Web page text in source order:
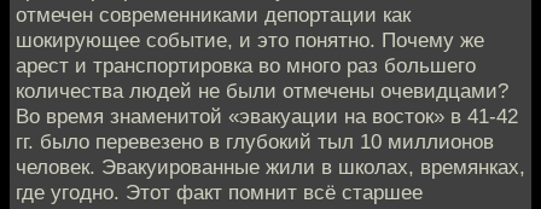
отмечен современниками депортации как
шокирующее событие, и это понятно. Почему же
арест и транспортировка во много раз большего
количества людей не были отмечены очевидцами?
Во время знаменитой «эвакуации на восток» в 41-42
гг. было перевезено в глубокий тыл 10 миллионов
человек. Эвакуированные жили в школах, времянках,
где угодно. Этот факт помнит всё старшее